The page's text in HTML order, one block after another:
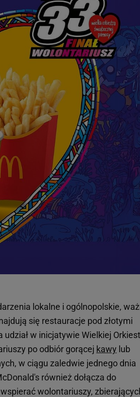
lokalne i ogólnopolskie,
się restauracje pod złotymi
udział w inicjatywie Wielkiej
po odbiór gorącej kawy lub
w ciągu zaledwie jednego dnia
również dołącza do
wolontariuszy,